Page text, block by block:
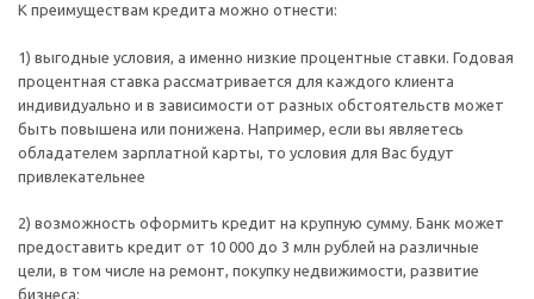
К преимуществам кредита можно отнести:
1) выгодные условия, а именно низкие процентные ставки. Годовая
процентная ставка рассматривается для каждого клиента
индивидуально и в зависимости от разных обстоятельств может
быть повышена или понижена. Например, если вы являетесь
обладателем зарплатной карты, то условия для Вас будут
привлекательнее
2) возможность оформить кредит на крупную сумму. Банк может
предоставить кредит от 10 000 до 3 млн рублей на различные
цели, в том числе на ремонт, покупку недвижимости, развитие
бизнеса;